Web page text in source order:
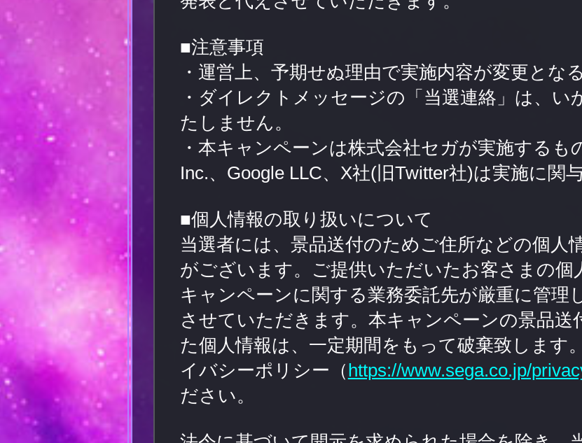
■注意事項
・運営上、予期せぬ理由で実施内容が変更とな
・ダイレクトメッセージの「当選連絡」は、い
たしません。
・本キャンペーンは株式会社セガが実施するも
Inc.、Google LLC、X社(旧Twitter社)は実施に関
■個人情報の取り扱いについて
当選者には、景品送付のためご住所などの個人
がございます。ご提供いただいたお客さまの個
キャンペーンに関する業務委託先が厳重に管理
させていただきます。本キャンペーンの景品送
た個人情報は、一定期間をもって破棄致します
イバシーポリシー（https://www.sega.co.jp/
ださい。